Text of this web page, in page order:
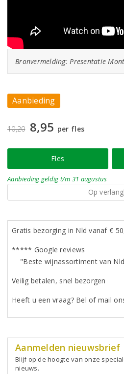
Bronvermelding: Presentatie
Aanbieding
10,20 8,95 per fles
Fles
Aanbieding geldig t/m 31 augustus
Op
Gratis bezorging in Nld vanaf €
***** Google reviews
"Beste wijnassortiment van
Veilig betalen, snel bezorgen
Heeft u een vraag? Bel of mail
Aanmelden nieuwsbrief
Blijf op de hoogte van onze
nieuws.